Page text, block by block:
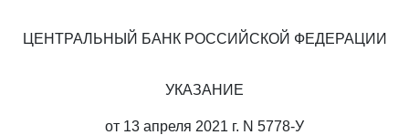
ЦЕНТРАЛЬНЫЙ БАНК РОССИЙСКОЙ ФЕДЕРАЦИИ
УКАЗАНИЕ
от 13 апреля 2021 г. N 5778-У